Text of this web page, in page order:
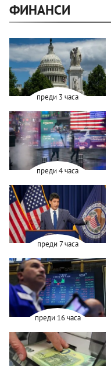
ФИНАНСИ
преди 3 часа
преди 4 часа
преди 7 часа
преди 16 часа